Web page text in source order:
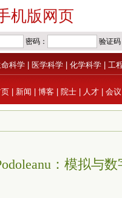
机版网页
科学 医学科学 化学科学 工
新闻 博客 院士 人才 会议
：模拟与